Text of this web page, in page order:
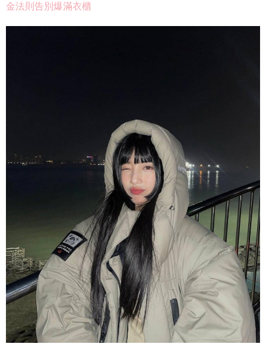
金法則告別爆滿衣櫃